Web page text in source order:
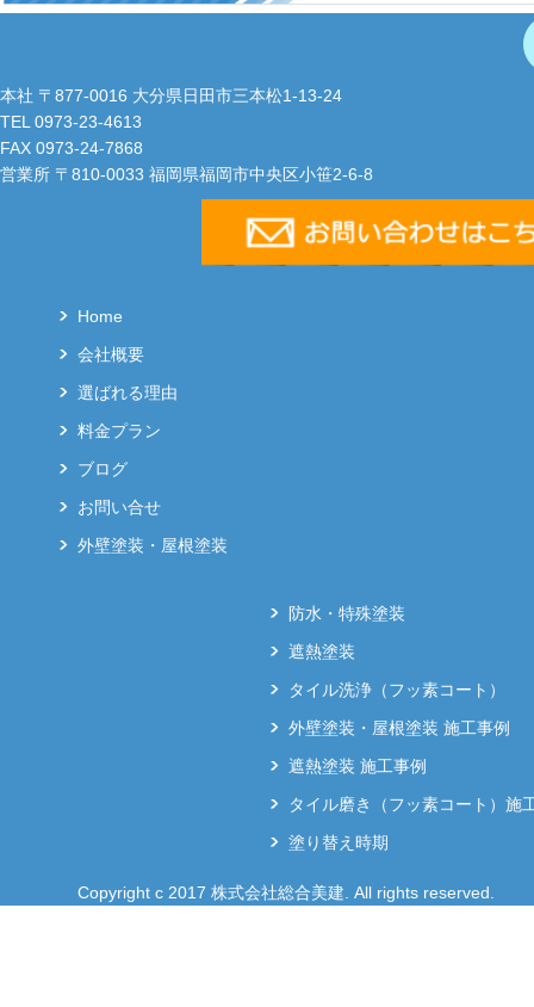
本社 〒877-0016 大分県日田市三本松1-13-24
TEL 0973-23-4613
FAX 0973-24-7868
営業所 〒810-0033 福岡県福岡市中央区小笹2-6-8
Home
会社概要
選ばれる理由
料金プラン
ブログ
お問い合せ
外壁塗装・屋根塗装
防水・特殊塗装
遮熱塗装
タイル洗浄（フッ素コート）
外壁塗装・屋根塗装 施工事例
遮熱塗装 施工事例
タイル磨き（フッ素コート）施
塗り替え時期
Copyright c 2017 株式会社総合美建. All rights reserved.